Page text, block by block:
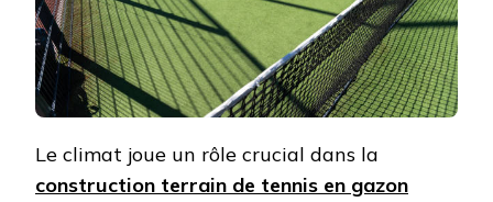
GAZON
SYNTHÉTIQUE
NICE
?
Le climat joue un rôle crucial dans la
construction terrain de tennis en gazon